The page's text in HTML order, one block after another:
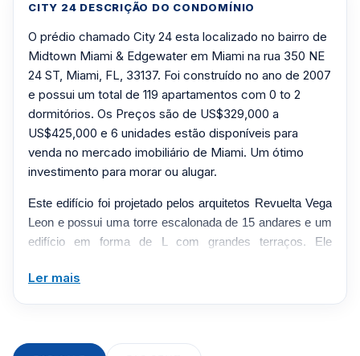
CITY 24 DESCRIÇÃO DO CONDOMÍNIO
O prédio chamado City 24 esta localizado no bairro de
Midtown Miami & Edgewater em Miami na rua 350 NE
24 ST, Miami, FL, 33137. Foi construído no ano de 2007
e possui um total de 119 apartamentos com 0 to 2
dormitórios. Os Preços são de US$329,000 a
US$425,000 e 6 unidades estão disponíveis para
venda no mercado imobiliário de Miami. Um ótimo
investimento para morar ou alugar.
Este edifício foi projetado pelos arquitetos Revuelta Vega
Leon e possui uma torre escalonada de 15 andares e um
edifício em forma de L com grandes terraços. Ele
comercial ou de escritório em dois níveis.
WhatsApp um corretor em Miami +1 305 540
Ler mais